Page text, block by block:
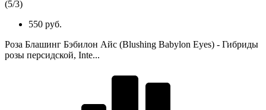
(5/3)
550 руб.
Роза Блашинг Бэбилон Айc (Blushing Babylon Eyes) - Гибриды
розы персидской, Inte...